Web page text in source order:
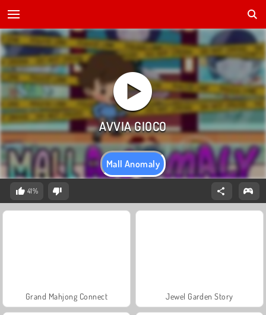
Mall Anomaly
41%
Grand Mahjong Connect Jewel Garden Story